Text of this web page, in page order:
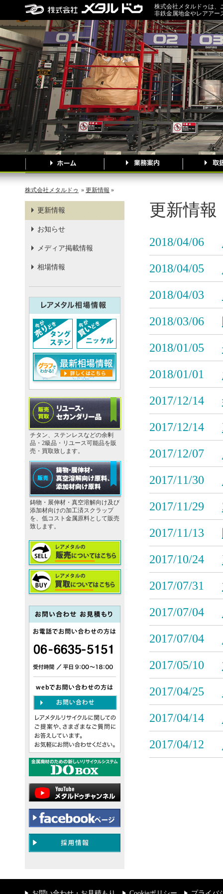
株式会社メタルドゥは、
非鉄金属地金やレアアー
株式会社メタルドゥ » 更新情報 »
更新情報
お知らせ
メディア掲載情報
相場情報
チタン、ステンレスなどの余剰
品・2級品・リユース可能品を販
売・買取致します。
鋳物・展伸材・真空溶解向け及び
添加材向けの加工済スクラップ
を、低コスト金属原料として販売
致します。
更新情報
2018/04/06
2018/04/05
2018/04/03
2018/03/06
2018/01/05
2018/01/01
2017/12/14
2017/12/14
2017/12/07
2017/11/30
2017/11/29
2017/11/13
2017/10/24
2017/07/31
2017/07/04
2017/07/04
2017/05/10
2017/04/25
2017/04/14
2017/04/12